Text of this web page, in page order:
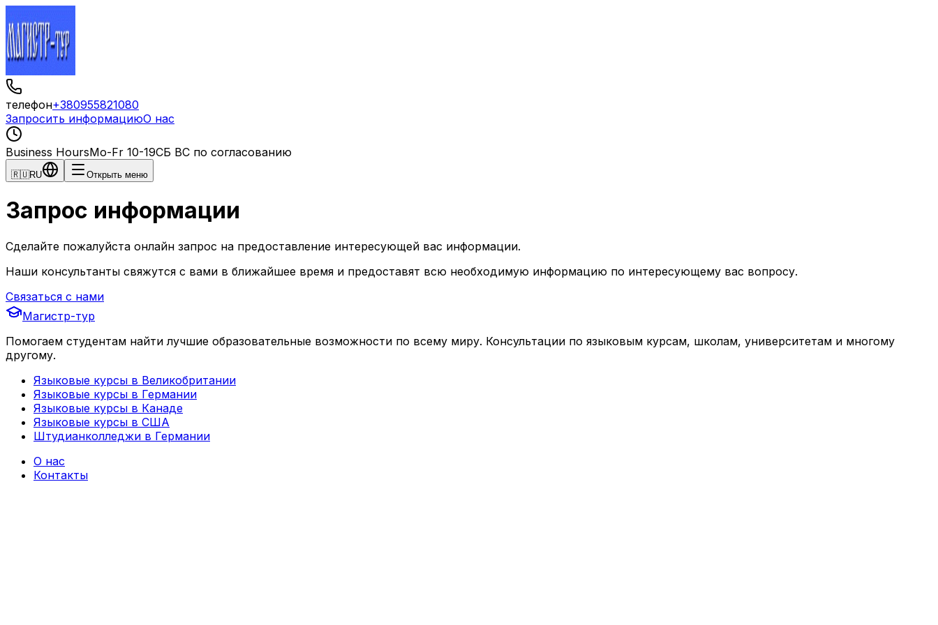
телефон+380955821080
Запросить информациюО нас
Business HoursMo-Fr 10-19СБ ВС по согласованию
🇷🇺RU Открыть меню
Запрос информации
Сделайте пожалуйста онлайн запрос на предоставление интересующей вас информации.
Наши консультанты свяжутся с вами в ближайшее время и предоставят всю необходимую информацию по интересующему вас вопросу.
Связаться с нами
Магистр-тур
Помогаем студентам найти лучшие образовательные возможности по всему миру. Консультации по языковым курсам, школам, университетам и многому
другому.
Языковые курсы в Великобритании
Языковые курсы в Германии
Языковые курсы в Канаде
Языковые курсы в США
Штудианколледжи в Германии
О нас
Контакты